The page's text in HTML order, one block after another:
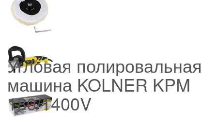
Угловая полировальная
машина KOLNER KPM
180/1400V